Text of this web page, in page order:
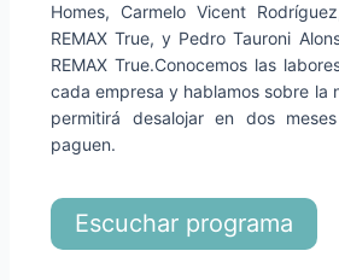
Homes, Carmelo Vicent
REMAX True, y Pedro Tauroni
REMAX True.Conocemos las
cada empresa y hablamos sobre la
permitirá desalojar en dos
paguen.
Escuchar programa